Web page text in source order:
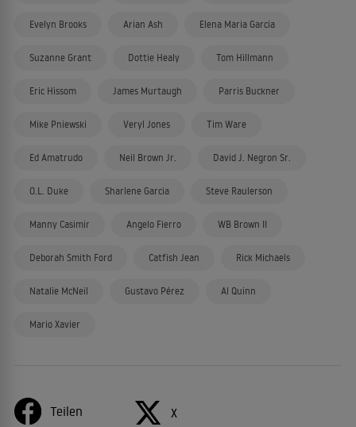
Evelyn Brooks Arian Ash Elena Maria Garcia
Suzanne Grant Dottie Healy Tom Hillmann
Eric Hissom James Murtaugh Parris Buckner
Mike Pniewski Veryl Jones Tim Ware
Ed Amatrudo Neil Brown Jr. David J. Negron Sr.
O.L. Duke Sharlene Garcia Steve Raulerson
Manny Casimir Angelo Fierro WB Brown II
Deborah Smith Ford Catfish Jean Rick Michaels
Natalie McNeil Gustavo Pérez Al Quinn
Mario Xavier
Teilen X